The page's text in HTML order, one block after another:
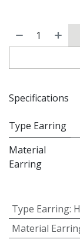
Specifications
Type Earring
Material
Earring
Type Earring:
Material